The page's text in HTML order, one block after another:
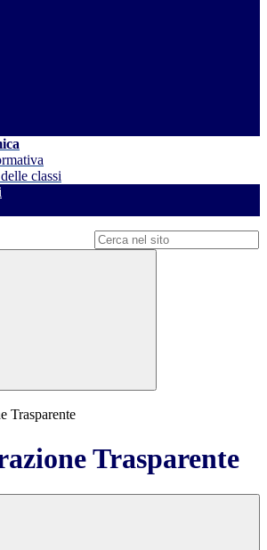
classi
Trasparente
Trasparente